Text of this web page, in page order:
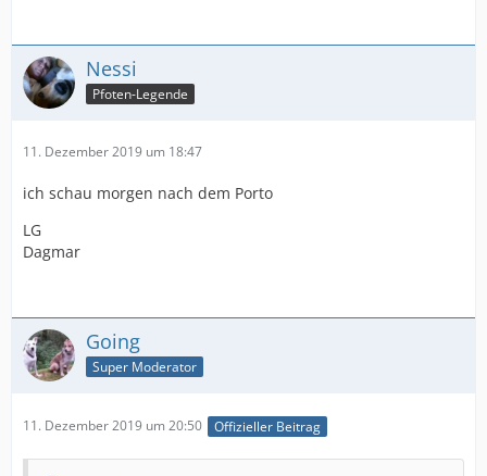
Nessi
Pfoten-Legende
11. Dezember 2019 um 18:47
ich schau morgen nach dem Porto
LG
Dagmar
Going
Super Moderator
11. Dezember 2019 um 20:50 Offizieller Beitrag